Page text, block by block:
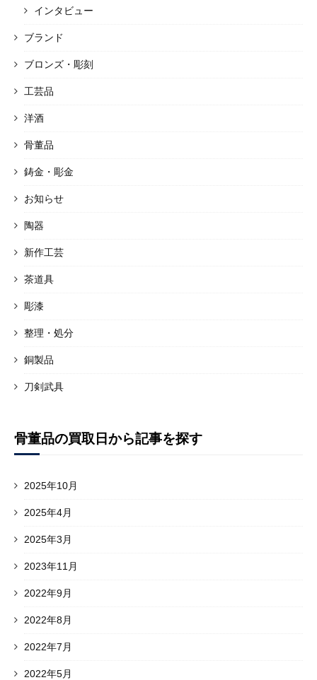
インタビュー
ブランド
ブロンズ・彫刻
工芸品
洋酒
骨董品
鋳金・彫金
お知らせ
陶器
新作工芸
茶道具
彫漆
整理・処分
銅製品
刀剣武具
骨董品の買取日から記事を探す
2025年10月
2025年4月
2025年3月
2023年11月
2022年9月
2022年8月
2022年7月
2022年5月